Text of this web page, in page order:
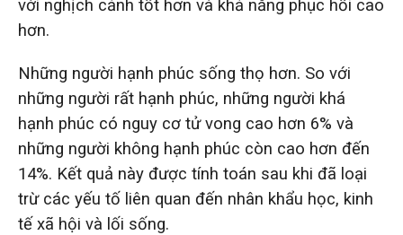
với nghịch cảnh tốt hơn và khả năng phục hồi cao
hơn.
Những người hạnh phúc sống thọ hơn. So với
những người rất hạnh phúc, những người khá
hạnh phúc có nguy cơ tử vong cao hơn 6% và
những người không hạnh phúc còn cao hơn đến
14%. Kết quả này được tính toán sau khi đã loại
trừ các yếu tố liên quan đến nhân khẩu học, kinh
tế xã hội và lối sống.